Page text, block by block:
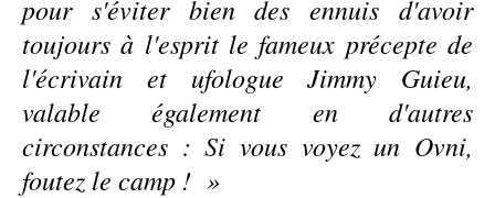
pour s'éviter bien des ennuis d'avoir
toujours à l'esprit le fameux précepte de
l'écrivain et ufologue Jimmy Guieu,
valable également en d'autres
circonstances : Si vous voyez un Ovni,
foutez le camp ! »